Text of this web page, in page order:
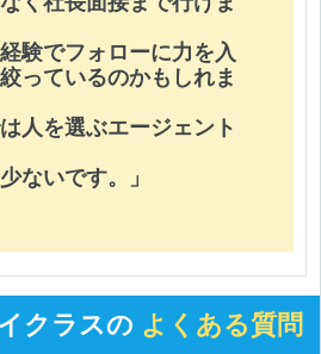
験でフォローに力を入
っているのかもしれま
人を選ぶエージェント
ないです。」
クラスの よくある質問